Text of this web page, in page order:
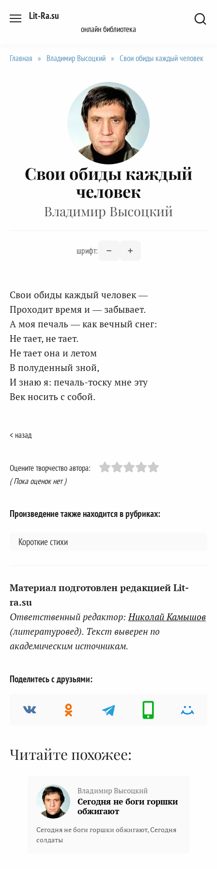
Lit-Ra.su
онлайн библиотека
Главная » Владимир Высоцкий » Свои обиды каждый человек
Свои обиды каждый
человек
Владимир Высоцкий
шрифт:
Свои обиды каждый человек —
Проходит время и — забывает.
А моя печаль — как вечный снег:
Не тает, не тает.
Не тает она и летом
В полуденный зной,
И знаю я: печаль-тоску мне эту
Век носить с собой.
< назад
Оцените творчество автора:
( Пока оценок нет )
Произведение также находится в рубриках:
Короткие стихи
Материал подготовлен редакцией Lit-
ra.su
Ответственный редактор:Николай Камышов
(литературовед). Текст выверен по
академическим источникам.
Поделитесь с друзьями:
Читайте похожее:
Владимир Высоцкий
Сегодня не боги горшки
обжигают
Сегодня не боги горшки обжигают, Сегодня
солдаты